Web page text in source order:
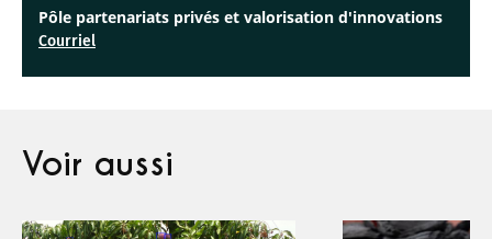
Pôle partenariats privés et valorisation d'innovations
Courriel
Voir aussi